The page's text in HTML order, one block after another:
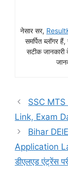
नेसार सर,
समर्पित ब्लॉगर
सटीक
SSC
Link, Exam
Bihar
Application
डीएलएड एंट्रेंस